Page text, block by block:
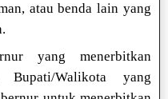
atau benda lain yang
yang menerbitkan
Walikota yang